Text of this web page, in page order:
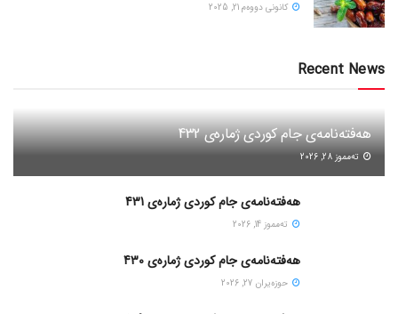
كانونی دووه‌م 21, 2025
Recent News
هەفتەنامەی جام کوردی ژمارەی 432
ته‌مموز 28, 2026
هەفتەنامەی جام کوردی ژمارەی 431
ته‌مموز 14, 2026
هەفتەنامەی جام کوردی ژمارەی 430
حوزه‌یران 27, 2026